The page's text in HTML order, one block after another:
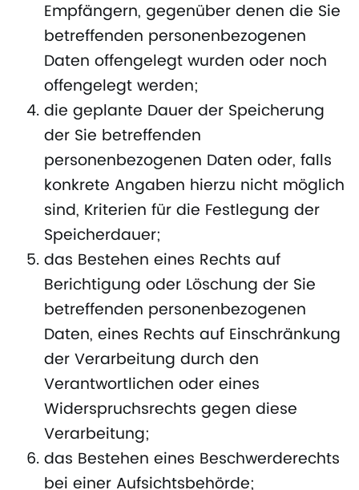
Empfängern, gegenüber denen die Sie
betreffenden personenbezogenen
Daten offengelegt wurden oder noch
offengelegt werden;
die geplante Dauer der Speicherung
der Sie betreffenden
personenbezogenen Daten oder, falls
konkrete Angaben hierzu nicht möglich
sind, Kriterien für die Festlegung der
Speicherdauer;
das Bestehen eines Rechts auf
Berichtigung oder Löschung der Sie
betreffenden personenbezogenen
Daten, eines Rechts auf Einschränkung
der Verarbeitung durch den
Verantwortlichen oder eines
Widerspruchsrechts gegen diese
Verarbeitung;
das Bestehen eines Beschwerderechts
bei einer Aufsichtsbehörde;